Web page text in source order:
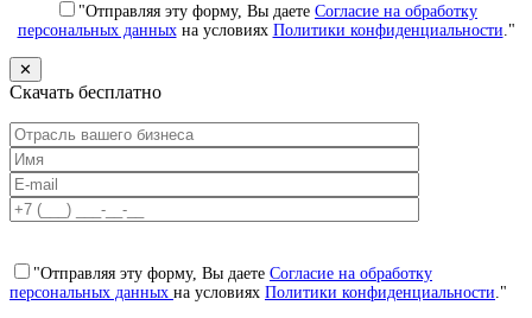
"Отправляя эту форму, Вы даете Согласие на обработку
персональных данныхна условиях Политики конфиденциальности ."
✕
Скачать бесплатно
"Отправляя эту форму, Вы даете Согласие на обработку
персональных данных на условиях Политики конфиденциальности ."